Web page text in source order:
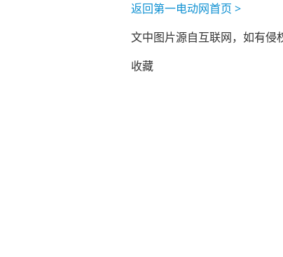
返回第一电动网首页 >
文中图片源自互联网，如有侵
收藏